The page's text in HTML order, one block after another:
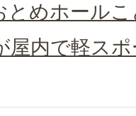
とめホール
屋内で軽ス